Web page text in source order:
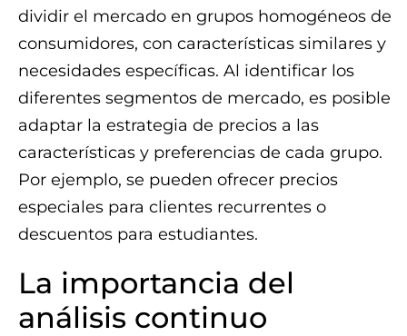
dividir el mercado en grupos homogéneos de
consumidores, con características similares y
necesidades específicas. Al identificar los
diferentes segmentos de mercado, es posible
adaptar la estrategia de precios a las
características y preferencias de cada grupo.
Por ejemplo, se pueden ofrecer precios
especiales para clientes recurrentes o
descuentos para estudiantes.
La importancia del
análisis continuo